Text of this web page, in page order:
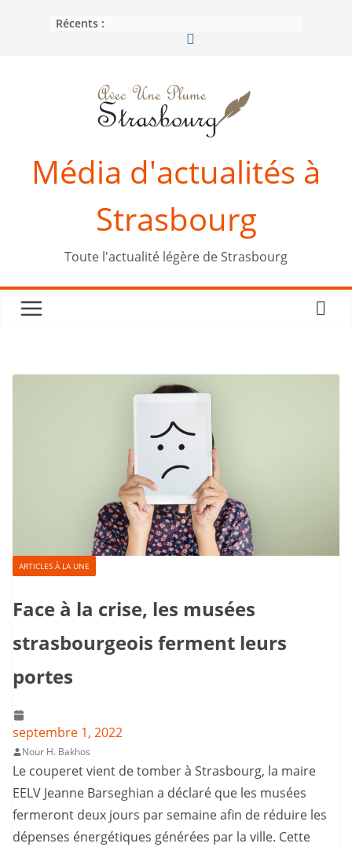
Récents :
Média d'actualités à
Strasbourg
Toute l'actualité légère de Strasbourg
ARTICLES À LA UNE
Face à la crise, les musées
strasbourgeois ferment leurs
portes
septembre 1, 2022
Nour H. Bakhos
Le couperet vient de tomber à Strasbourg, la maire
EELV Jeanne Barseghian a déclaré que les musées
fermeront deux jours par semaine afin de réduire les
dépenses énergétiques générées par la ville. Cette